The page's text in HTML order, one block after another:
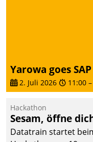
zielgerichtete
Mieterbefragungen –
starke Grundlage für
intelligente,
datengestützte
Entscheidungen.
Yarowa goes SAP
2. Juli 2026 11:00 –
Hackathon
Sesam, öffne
Datatrain startet